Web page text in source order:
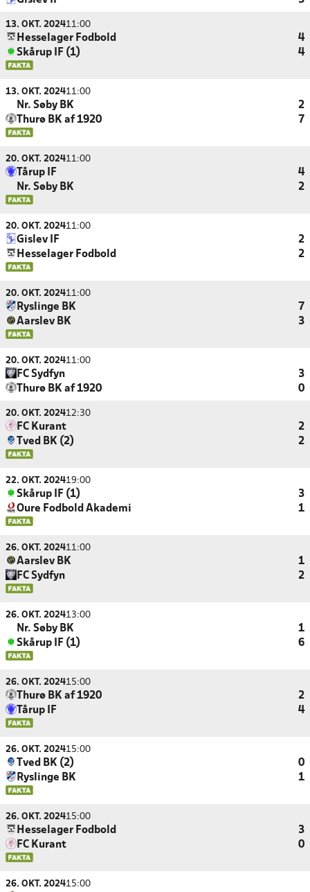
13. OKT. 202411:00
Hesselager Fodbold
4
Skårup IF (1)
4
13. OKT. 202411:00
Nr. Søby BK
2
Thurø BK af 1920
7
20. OKT. 202411:00
Tårup IF
4
Nr. Søby BK
2
20. OKT. 202411:00
Gislev IF
2
Hesselager Fodbold
2
20. OKT. 202411:00
Ryslinge BK
7
Aarslev BK
3
20. OKT. 202411:00
FC Sydfyn
3
Thurø BK af 1920
0
20. OKT. 202412:30
FC Kurant
2
Tved BK (2)
2
22. OKT. 202419:00
Skårup IF (1)
3
Oure Fodbold Akademi
1
26. OKT. 202411:00
Aarslev BK
1
FC Sydfyn
2
26. OKT. 202413:00
Nr. Søby BK
1
Skårup IF (1)
6
26. OKT. 202415:00
Thurø BK af 1920
2
Tårup IF
4
26. OKT. 202415:00
Tved BK (2)
0
Ryslinge BK
1
26. OKT. 202415:00
Hesselager Fodbold
3
FC Kurant
0
26. OKT. 202415:00